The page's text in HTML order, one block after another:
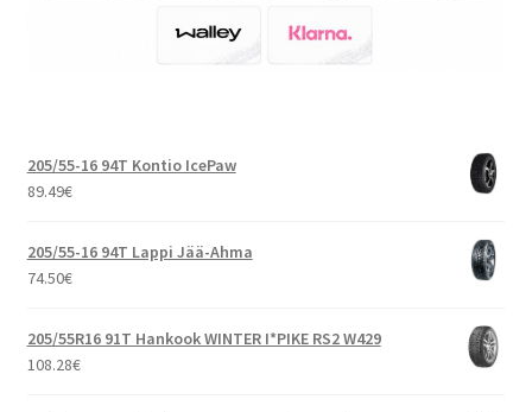
205/55-16 94T Kontio IcePaw
89.49€
205/55-16 94T Lappi Jää-Ahma
74.50€
205/55R16 91T Hankook WINTER I*PIKE RS2 W429
108.28€